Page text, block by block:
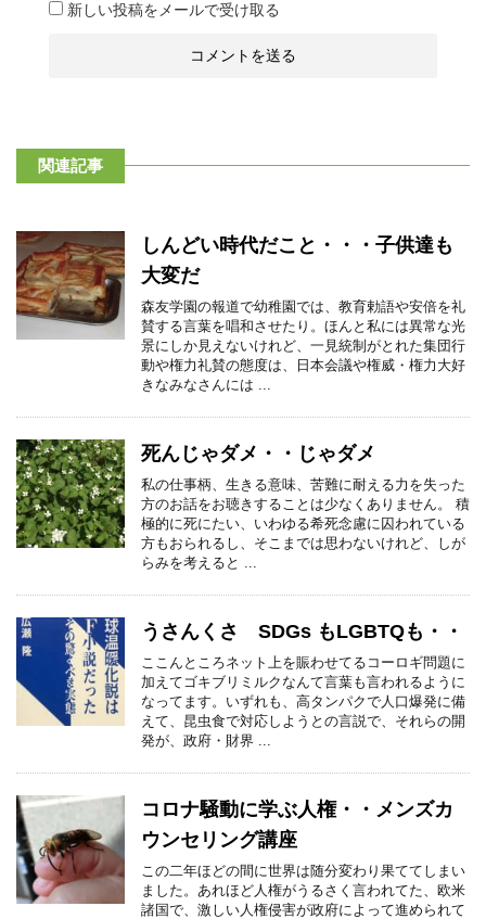
新しい投稿をメールで受け取る
関連記事
しんどい時代だこと・・・子供達も
大変だ
森友学園の報道で幼稚園では、教育勅語や安倍を礼
賛する言葉を唱和させたり。ほんと私には異常な光
景にしか見えないけれど、一見統制がとれた集団行
動や権力礼賛の態度は、日本会議や権威・権力大好
きなみなさんには ...
死んじゃダメ・・じゃダメ
私の仕事柄、生きる意味、苦難に耐える力を失った
方のお話をお聴きすることは少なくありません。 積
極的に死にたい、いわゆる希死念慮に囚われている
方もおられるし、そこまでは思わないけれど、しが
らみを考えると ...
うさんくさ SDGs もLGBTQも・・
ここんところネット上を賑わせてるコーロギ問題に
加えてゴキブリミルクなんて言葉も言われるように
なってます。いずれも、高タンパクで人口爆発に備
えて、昆虫食で対応しようとの言説で、それらの開
発が、政府・財界 ...
コロナ騒動に学ぶ人権・・メンズカ
ウンセリング講座
この二年ほどの間に世界は随分変わり果ててしまい
ました。あれほど人権がうるさく言われてた、欧米
諸国で、激しい人権侵害が政府によって進められて